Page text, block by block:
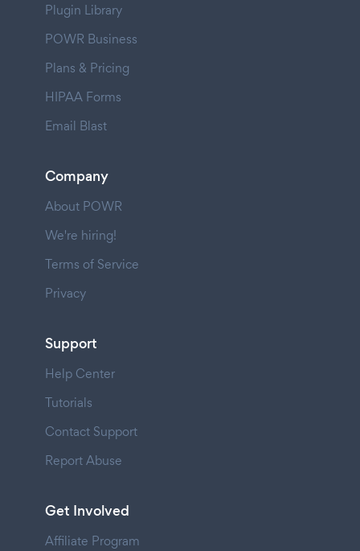
Plugin Library
POWR Business
Plans & Pricing
HIPAA Forms
Email Blast
Company
About POWR
We're hiring!
Terms of Service
Privacy
Support
Help Center
Tutorials
Contact Support
Report Abuse
Get Involved
Affiliate Program